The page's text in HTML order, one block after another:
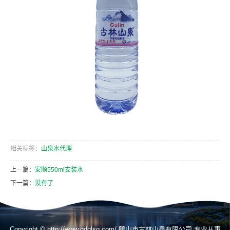
相关标签： 山泉水代理
上一篇： 安顺550ml支装水
下一篇： 没有了